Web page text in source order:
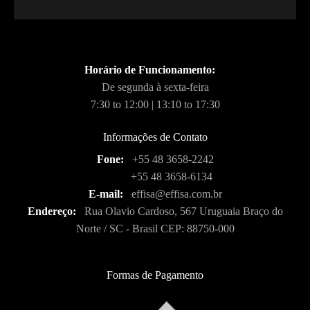
Horário de Funcionamento:
De segunda à sexta-feira
7:30 to 12:00 | 13:10 to 17:30
Informações de Contato
Fone:
+55 48 3658-2242
+55 48 3658-6134
E-mail:
effisa@effisa.com.br
Endereço:
Rua Olavio Cardoso, 567 Uruguaia Braço do
Norte / SC - Brasil CEP: 88750-000
Formas de Pagamento